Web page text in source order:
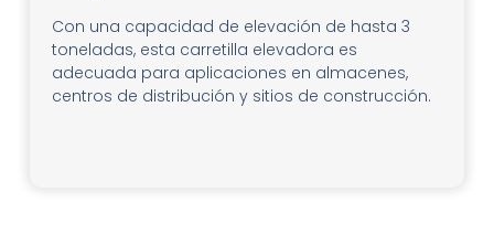
Con una capacidad de elevación de hasta 3
toneladas, esta carretilla elevadora es
adecuada para aplicaciones en almacenes,
centros de distribución y sitios de construcción.